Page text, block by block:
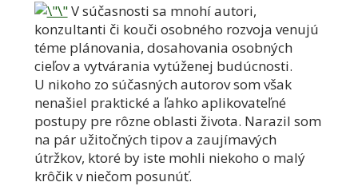
V súčasnosti sa mnohí autori,
konzultanti či kouči osobného rozvoja venujú
téme plánovania, dosahovania osobných
cieľov a vytvárania vytúženej budúcnosti.
U nikoho zo súčasných autorov som však
nenašiel praktické a ľahko aplikovateľné
postupy pre rôzne oblasti života. Narazil som
na pár užitočných tipov a zaujímavých
útržkov, ktoré by iste mohli niekoho o malý
krôčik v niečom posunúť.